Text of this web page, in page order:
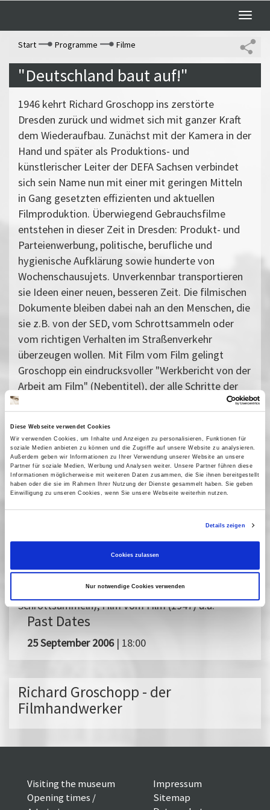
Diese Webseite verwendet Cookies
Wir verwenden Cookies, um Inhalte und Anzeigen zu personalisieren, Funktionen für
soziale Medien anbieten zu können und die Zugriffe auf unsere Website zu analysieren.
Außerdem geben wir Informationen zu Ihrer Verwendung unserer Website an unsere
Partner für soziale Medien, Werbung und Analysen weiter. Unsere Partner führen diese
Informationen möglicherweise mit weiteren Daten zusammen, die Sie ihnen bereitgestellt
haben oder die sie im Rahmen Ihrer Nutzung der Dienste gesammelt haben. Sie geben
Einwilligung zu unseren Cookies, wenn Sie unsere Webseite weiterhin nutzen.
Details zeigen
Cookies zulassen
Nur notwendige Cookies verwenden
Toggle
Start
Programme Filme
"Deutschland baut auf!"
1946 kehrt Richard Groschopp ins zerstörte
Dresden zurück und widmet sich mit ganzer Kraft
dem Wiederaufbau. Zunächst mit der Kamera in der
Hand und später als Produktions- und
künstlerischer Leiter der DEFA Sachsen verbindet
sich sein Name nun mit einer mit geringen Mitteln
in Gang gesetzten effizienten und aktuellen
Filmproduktion. Überwiegend Gebrauchsfilme
entstehen in dieser Zeit in Dresden: Produkt- und
Parteienwerbung, politische, berufliche und
hygienische Aufklärung sowie hunderte von
Wochenschausujets. Unverkennbar transportieren
sie Ideen einer neuen, besseren Zeit. Die filmischen
Dokumente bleiben dabei nah an den Menschen, die
sie z.B. von der SED, vom Schrottsammeln oder
vom richtigen Verhalten im Straßenverkehr
überzeugen wollen. Mit Film vom Film gelingt
Groschopp ein eindrucksvoller "Werkbericht von der
Arbeit am Film" (Nebentitel), der alle Schritte der
Filmherstellung allgemeinverständlich aufbereitet.
Der Totenwald von Zeithain (SED-Wahlfilm, 1946),
Das Neueste vom Tage, Teil 2 (1946, Stimme mit
"Ja" beim Volksentscheid über die Enteignung der
Nazi-Kriegsverbrecher!), DEFA-Augenzeuge 12/46,
Was nun? (1946, Umlernen von Kriegsheimkehrern),
Jung gewohnt - alt getan (1947, Zahnpflege mit
Chlorodont), Der Lebensbaum unseres Volkes (1947,
Aufklärung über Geschlechtskrankheiten),
10 000 in einer Stunde (1948, Selbsthilfe im
Schuhmacherhandwerk), Stahlwerker Schulze nach
Feierabend (1950, Aufforderung zum
Schrottsammeln), Film vom Film (1947) u.a.
Past Dates
25 September 2006| 18:00
Richard Groschopp - der
Filmhandwerker
Visiting the museum
Opening times /
Impressum
Sitemap